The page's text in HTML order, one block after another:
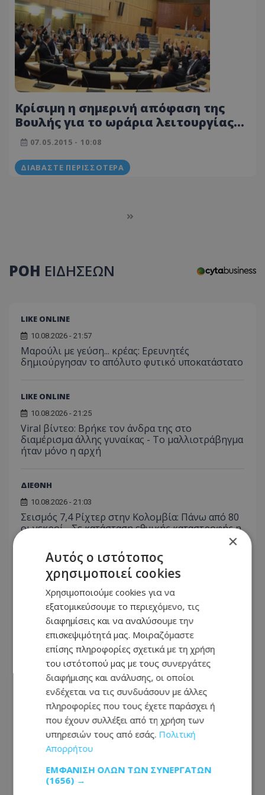
Κρίσιμη η σημερινή απόφαση της
Βουλής για το ωράρια λειτουργίας
των καταστημάτων
07.05.2015 - 10:08
ΔΙΑΒΆΣΤΕ ΠΕΡΙΣΣΌΤΕΡΑ
ΡΟΗ ΕΙΔΗΣΕΩΝ
LIKE ONLINE
10.08.2026 - 21:57
Μαρούλι με γεύση... κρέας: Ερευνητές
δημιούργησαν το απόλυτο φυτικό υποκατάστατο
LIKE ONLINE
10.08.2026 - 21:25
Viral βίντεο: Βρήκε τον άνδρα της στο
διαμέρισμα άλλης γυναίκας - Το μαλλιοτράβηγμα
ήταν μόνο η αρχή
ΔΙΕΘΝΗ
10.08.2026 - 21:03
Σεισμός 7,4 Ρίχτερ στην Κολομβία: Πάνω από 80
οι νεκροί - Σε κατάσταση εθνικής καταστροφής η
LIKE ONLINE
10.08.2026 - 20:41
Περσείδες: Το εντυπωσιακό φαινόμενο
πλησιάζει – Δείτε LIVE μετάδοση από τη NASA
ΔΙΕΘΝΗ
10.08.2026 - 20:18
Ανεβαίνει δραματικά ο αριθμός των θυμάτων
από τον σεισμό 7,4 Ρίχτερ στην Κολομβία: Πάνω
από 60 νεκροί, ανάμεσά τους και παιδιά, έρευνες
για εγκλωβισμένους
ΔΙΕΘΝΗ
10.08.2026 - 19:59
Θρήνος για την 27χρονη μητέρα και το 5 μηνών
×
Αυτός ο ιστότοπος
χρησιμοποιεί cookies
Χρησιμοποιούμε cookies για να
εξατομικεύσουμε το περιεχόμενο, τις
διαφημίσεις και να αναλύσουμε την
επισκεψιμότητά μας. Μοιραζόμαστε
επίσης πληροφορίες σχετικά με τη χρήση
του ιστότοπού μας με τους συνεργάτες
διαφήμισης και ανάλυσης, οι οποίοι
ενδέχεται να τις συνδυάσουν με άλλες
πληροφορίες που τους έχετε παράσχει ή
που έχουν συλλέξει από τη χρήση των
υπηρεσιών τους από εσάς. Πολιτική
Απορρήτου
ΕΜΦΆΝΙΣΗ ΌΛΩΝ ΤΩΝ ΣΥΝΕΡΓΑΤΏΝ
(1656) →